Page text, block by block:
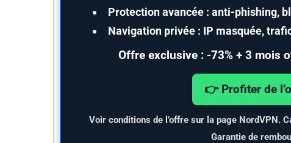
Protection avancée : anti-phishing,
Navigation privée : IP masquée,
Offre exclusive :-73% + 3 mois
👉 Profiter de
Voir conditions de l’offre sur la page NordVPN.
Garantie de